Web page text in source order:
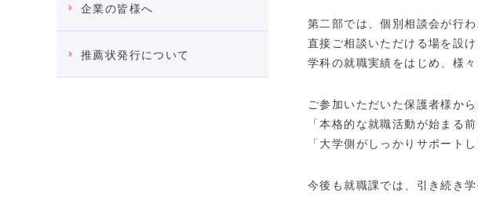
企業の皆様へ
推薦状発行について
第二部では、個別相談会が行
直接ご相談いただける場を設
学科の就職実績をはじめ、様
ご参加いただいた保護者様から
「本格的な就職活動が始まる
「大学側がしっかりサポート
今後も就職課では、引き続き